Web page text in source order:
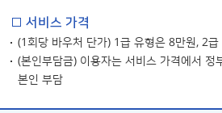
□ 서비스 가격
(1회당 바우처 단가) 1급 유형은 8만원, 2급
(본인부담금) 이용자는 서비스 가격에서 정
본인 부담